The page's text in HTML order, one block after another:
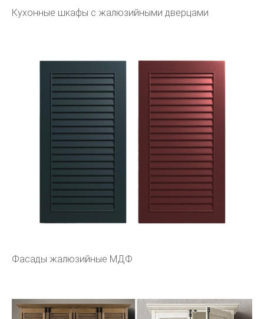
Кухонные шкафы с жалюзийными дверцами
Фасады жалюзийные МДФ